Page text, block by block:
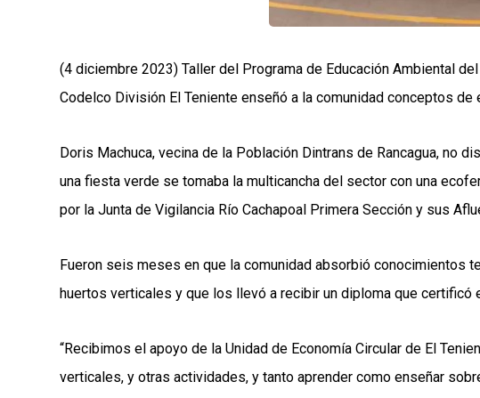
(4 diciembre 2023) Taller del Programa de Educación Ambiental
Codelco División El Teniente enseñó a la comunidad conceptos
Doris Machuca, vecina de la Población Dintrans de Rancagua, no
una fiesta verde se tomaba la multicancha del sector con una
por la Junta de Vigilancia Río Cachapoal Primera Sección y sus
Fueron seis meses en que la comunidad absorbió conocimientos
huertos verticales y que los llevó a recibir un diploma que certificó
“Recibimos el apoyo de la Unidad de Economía Circular de El
verticales, y otras actividades, y tanto aprender como enseñar